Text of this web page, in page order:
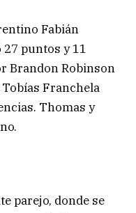
Fabián
puntos y 11
Brandon Robinson
Franchela
Thomas y
parejo, donde se